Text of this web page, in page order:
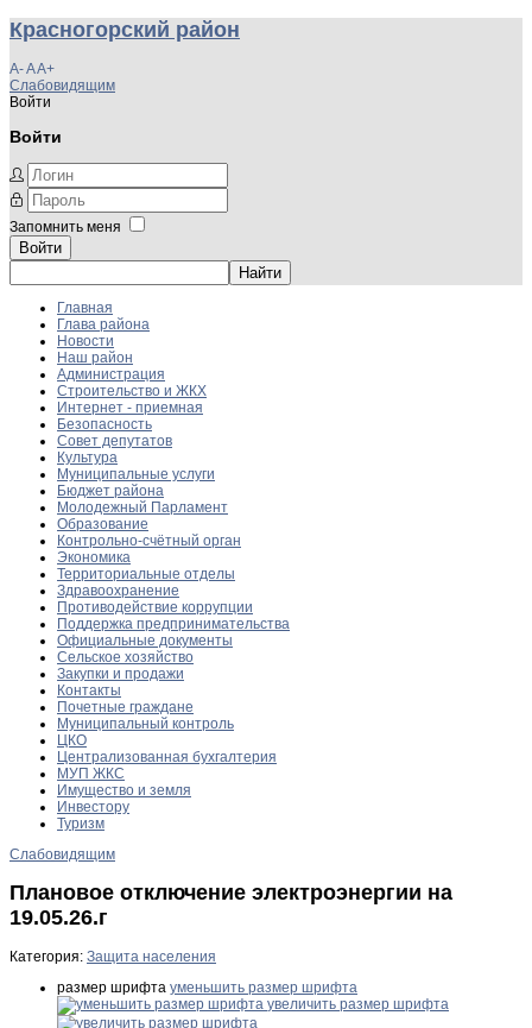
Красногорский район
A-AA+
Слабовидящим
Войти
Войти
Запомнить меня
Войти
Главная
Глава района
Новости
Наш район
Администрация
Строительство и ЖКХ
Интернет - приемная
Безопасность
Совет депутатов
Культура
Муниципальные услуги
Бюджет района
Молодежный Парламент
Образование
Контрольно-счётный орган
Экономика
Территориальные отделы
Здравоохранение
Противодействие коррупции
Поддержка предпринимательства
Официальные документы
Сельское хозяйство
Закупки и продажи
Контакты
Почетные граждане
Муниципальный контроль
ЦКО
Централизованная бухгалтерия
МУП ЖКС
Имущество и земля
Инвестору
Туризм
Слабовидящим
Плановое отключение электроэнергии на
19.05.26.г
Категория: Защита населения
размер шрифта уменьшить размер шрифта
увеличить размер шрифта